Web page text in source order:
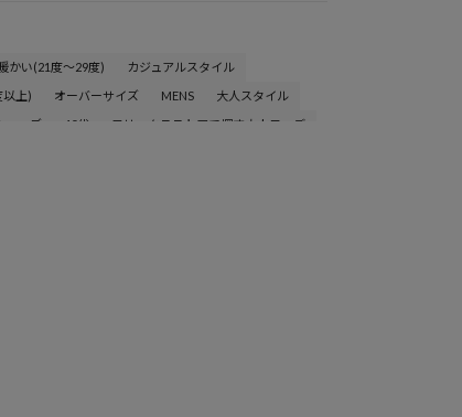
かい(21度～29度)
カジュアルスタイル
以上) オーバーサイズ MENS
大人スタイル
ューズ 40代
フリークスストアで探す大人コーデ